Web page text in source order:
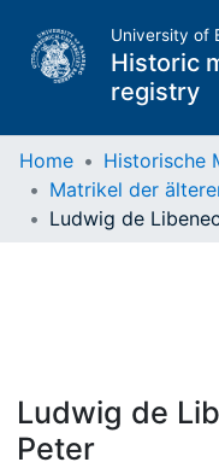
University of
Historic
registry
Matrikel
Home
Historische
Ludwig de
Peter